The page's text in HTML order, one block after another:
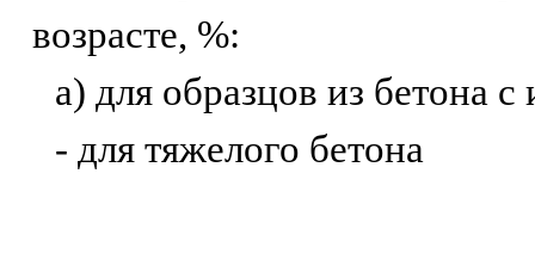
возрасте, %:
а) для образцов из бетона
- для тяжелого бетона